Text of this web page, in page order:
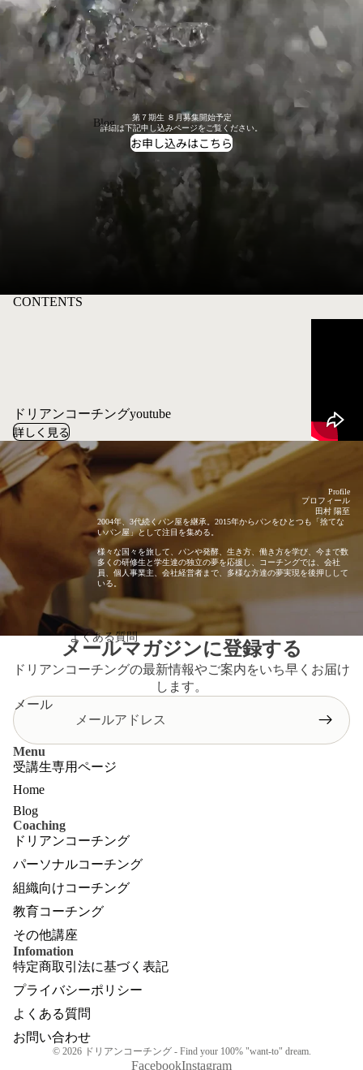
Blog
よくある質問
第７期生 ８月募集開始予定
詳細は下記申し込みページをご覧ください。
お申し込みはこちら
CONTENTS
ドリアンコーチングyoutube
詳しく見る
Profile
プロフィール
田村 陽至
2004年、3代続くパン屋を継承。2015年からパンをひとつも「捨てな
いパン屋」として注目を集める。
様々な国々を旅して、パンや発酵、生き方、働き方を学び、今まで数
多くの研修生と学生達の独立の夢を応援し、コーチングでは、会社
員、個人事業主、会社経営者まで、多様な方達の夢実現を後押しして
いる。
メールマガジンに登録する
ドリアンコーチングの最新情報やご案内をいち早くお届け
します。
メール
Menu
受講生専用ページ
Home
Blog
Coaching
ドリアンコーチング
パーソナルコーチング
組織向けコーチング
教育コーチング
その他講座
Infomation
特定商取引法に基づく表記
プライバシーポリシー
よくある質問
お問い合わせ
© 2026 ドリアンコーチング - Find your 100% "want-to" dream.
FacebookInstagram